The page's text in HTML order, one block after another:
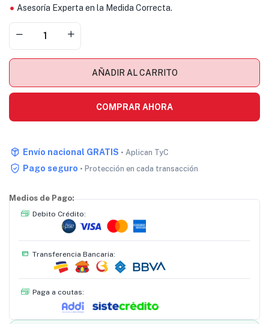
Asesoría Experta en la Medida Correcta.
AÑADIR AL CARRITO
COMPRAR AHORA
Envío nacional GRATIS • Aplican TyC
Pago seguro • Protección en cada transacción
Medios de Pago:
Debito Crédito:
Transferencia Bancaria:
Paga a coutas: